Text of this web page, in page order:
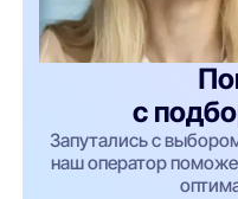
с
Запутались с
наш оператор